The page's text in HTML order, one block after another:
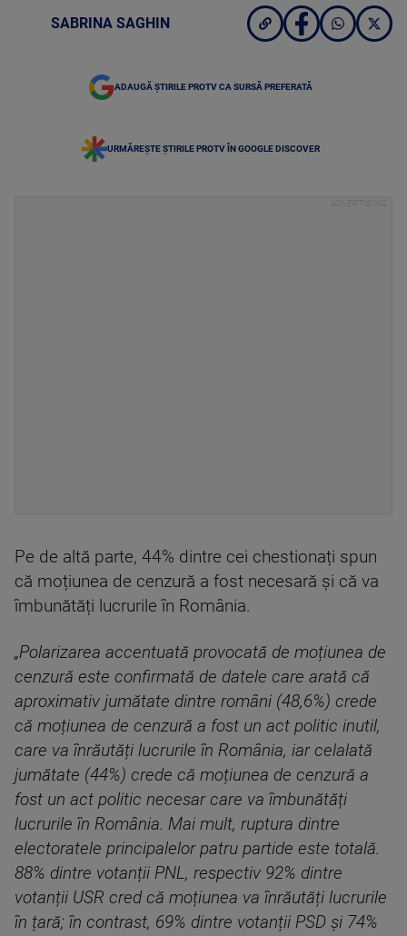
SABRINA SAGHIN
ADAUGĂ ȘTIRILE PROTV CA SURSĂ PREFERATĂ
URMĂREȘTE ȘTIRILE PROTV ÎN GOOGLE DISCOVER
Pe de altă parte, 44% dintre cei chestionați spun
că moțiunea de cenzură a fost necesară și că va
îmbunătăți lucrurile în România.
„Polarizarea accentuată provocată de moțiunea de
cenzură este confirmată de datele care arată că
aproximativ jumătate dintre români (48,6%) crede
că moțiunea de cenzură a fost un act politic inutil,
care va înrăutăți lucrurile în România, iar celalată
jumătate (44%) crede că moțiunea de cenzură a
fost un act politic necesar care va îmbunătăți
lucrurile în România. Mai mult, ruptura dintre
electoratele principalelor patru partide este totală.
88% dintre votanții PNL, respectiv 92% dintre
votanții USR cred că moțiunea va înrăutăți lucrurile
în țară; în contrast, 69% dintre votanții PSD și 74%